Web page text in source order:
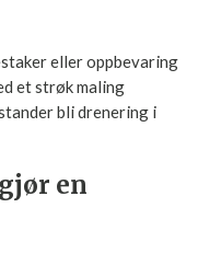
gjester
tøyhåndklær
for våtservietter
og
eller